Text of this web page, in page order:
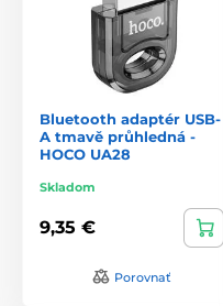
Bluetooth adaptér USB-
A tmavě průhledná -
HOCO UA28
Skladom
9,35 €
Porovnať